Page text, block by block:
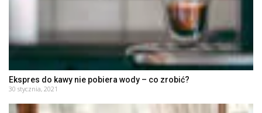
Ekspres do kawy nie pobiera wody – co zrobić?
30 stycznia, 2021